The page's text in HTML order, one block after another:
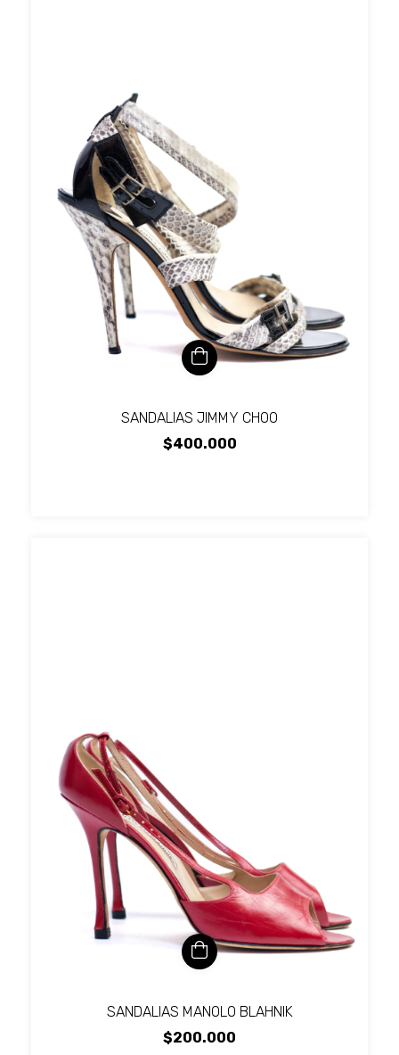
SANDALIAS JIMMY CHOO
$400.000
SANDALIAS MANOLO BLAHNIK
$200.000